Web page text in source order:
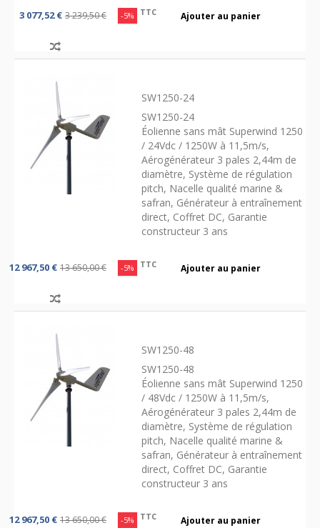
3 077,52 € 3 239,50 € -5% TTC Ajouter au panier
SW1250-24
SW1250-24
Éolienne sans mât Superwind 1250
/ 24Vdc / 1250W à 11,5m/s,
Aérogénérateur 3 pales 2,44m de
diamètre, Système de régulation
pitch, Nacelle qualité marine &
safran, Générateur à entraînement
direct, Coffret DC, Garantie
constructeur 3 ans
12 967,50 € 13 650,00 € -5% TTC Ajouter au panier
SW1250-48
SW1250-48
Éolienne sans mât Superwind 1250
/ 48Vdc / 1250W à 11,5m/s,
Aérogénérateur 3 pales 2,44m de
diamètre, Système de régulation
pitch, Nacelle qualité marine &
safran, Générateur à entraînement
direct, Coffret DC, Garantie
constructeur 3 ans
12 967,50 € 13 650,00 € -5% TTC Ajouter au panier